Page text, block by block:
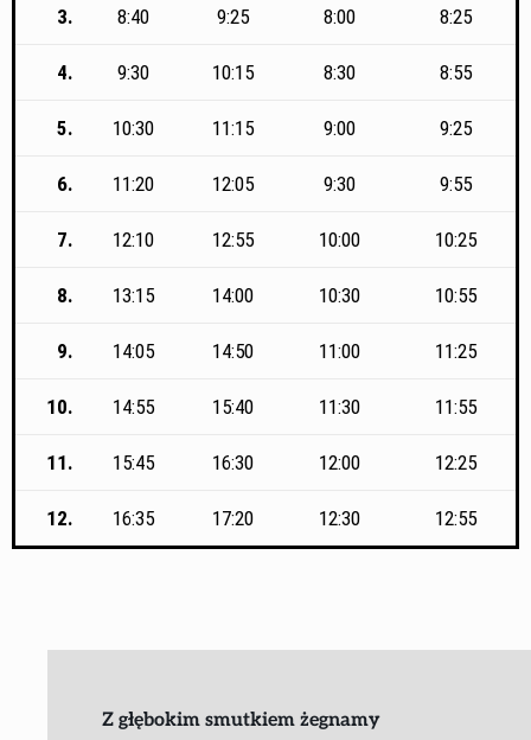
3. 8:40 9:25 8:00 8:25
4. 9:30 10:15 8:30 8:55
5. 10:30 11:15 9:00 9:25
6. 11:20 12:05 9:30 9:55
7. 12:10 12:55 10:00 10:25
8. 13:15 14:00 10:30 10:55
9. 14:05 14:50 11:00 11:25
10. 14:55 15:40 11:30 11:55
11. 15:45 16:30 12:00 12:25
12. 16:35 17:20 12:30 12:55
Z głębokim smutkiem żegnamy